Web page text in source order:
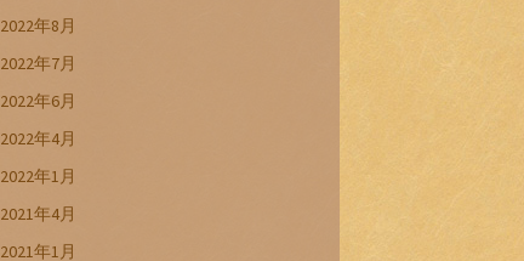
2022年8月
2022年7月
2022年6月
2022年4月
2022年1月
2021年4月
2021年1月